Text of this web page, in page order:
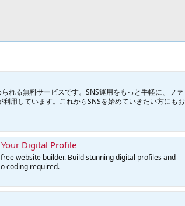
れる無料サービスです。SNS運用をもっと手軽に、ファ
用しています。これからSNSを始めていきたい方にもお
Digital Profile
website builder. Build stunning digital profiles and
coding required.